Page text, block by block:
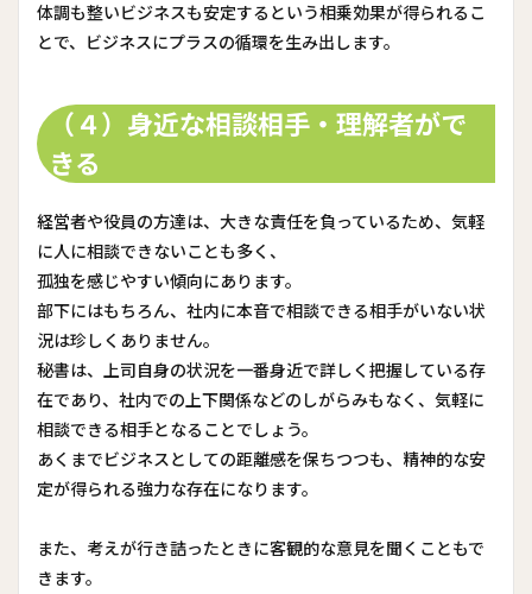
体調も整いビジネスも安定するという相乗効果が得られるこ
とで、ビジネスにプラスの循環を生み出します。
（４）身近な相談相手・理解者がで
きる
経営者や役員の方達は、大きな責任を負っているため、気軽
に人に相談できないことも多く、
孤独を感じやすい傾向にあります。
部下にはもちろん、社内に本音で相談できる相手がいない状
況は珍しくありません。
秘書は、上司自身の状況を一番身近で詳しく把握している存
在であり、社内での上下関係などのしがらみもなく、気軽に
相談できる相手となることでしょう。
あくまでビジネスとしての距離感を保ちつつも、精神的な安
定が得られる強力な存在になります。
また、考えが行き詰ったときに客観的な意見を聞くこともで
きます。